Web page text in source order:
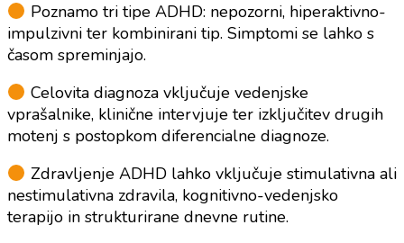
Poznamo tri tipe ADHD: nepozorni, hiperaktivno-
impulzivni ter kombinirani tip. Simptomi se lahko s
časom spreminjajo.
Celovita diagnoza vključuje vedenjske
vprašalnike, klinične intervjuje ter izključitev drugih
motenj s postopkom diferencialne diagnoze.
Zdravljenje ADHD lahko vključuje stimulativna ali
nestimulativna zdravila, kognitivno-vedenjsko
terapijo in strukturirane dnevne rutine.